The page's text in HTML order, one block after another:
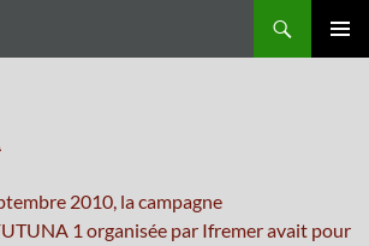
2010, la campagne
1 organisée par Ifremer avait pour